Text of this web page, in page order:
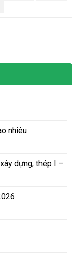
nhiêu
dựng, thép I –